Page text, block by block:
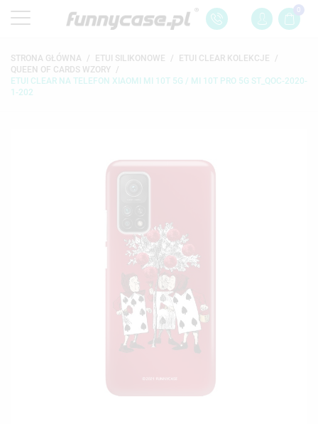
0
STRONA GŁÓWNA ETUI SILIKONOWE
ETUI CLEAR KOLEKCJE
QUEEN OF CARDS WZORY
ETUI CLEAR NA TELEFON XIAOMI MI 10T 5G / MI 10T PRO 5G ST_QOC-2020-
1-202